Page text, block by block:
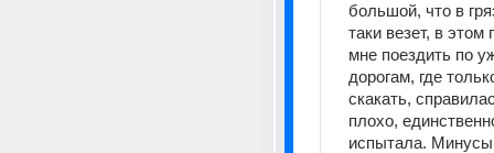
большой, что в
таки везет, в этом
мне поездить по
дорогам, где
скакать,
плохо,
испытала. Минусы